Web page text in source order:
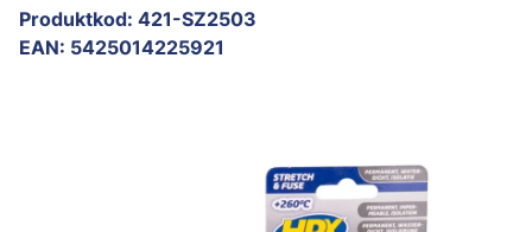
Produktkod: 421-SZ2503
EAN: 5425014225921